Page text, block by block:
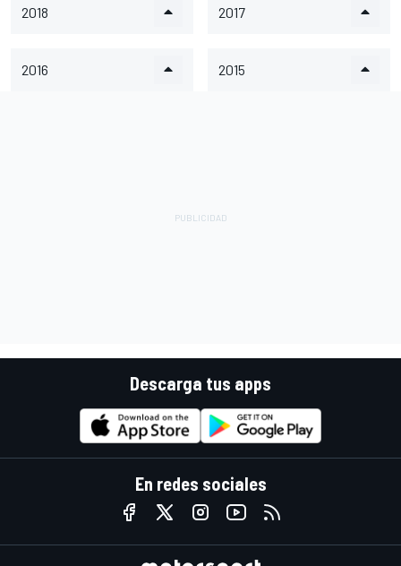
2018 2017
2016 2015
Descarga tus apps
En redes sociales